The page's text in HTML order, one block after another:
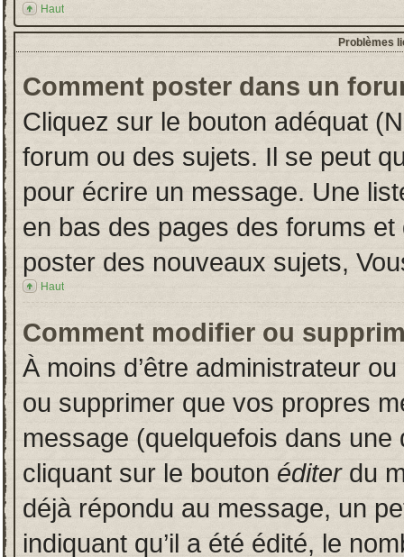
Haut
Problèmes
Comment poster dans un
Cliquez sur le bouton adéquat
forum ou des sujets. Il se peut
pour écrire un message. Une
en bas des pages des forums
poster des nouveaux sujets,
Haut
Comment modifier ou
À moins d’être administrateur
ou supprimer que vos propres
message (quelquefois dans
cliquant sur le bouton éditerdu
déjà répondu au message, un
indiquant qu’il a été édité, le